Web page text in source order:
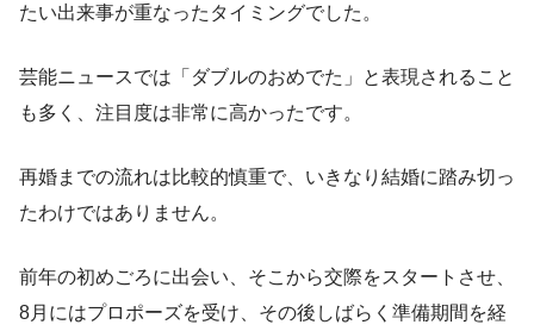
たい出来事が重なったタイミングでした。
芸能ニュースでは「ダブルのおめでた」と表現されること
も多く、注目度は非常に高かったです。
再婚までの流れは比較的慎重で、いきなり結婚に踏み切っ
たわけではありません。
前年の初めごろに出会い、そこから交際をスタートさせ、
8月にはプロポーズを受け、その後しばらく準備期間を経